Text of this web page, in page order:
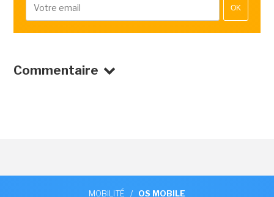
OK
Commentaire
MOBILITÉ / OS MOBILE